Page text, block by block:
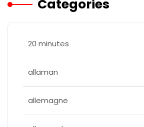
Categories
20 minutes
allaman
allemagne